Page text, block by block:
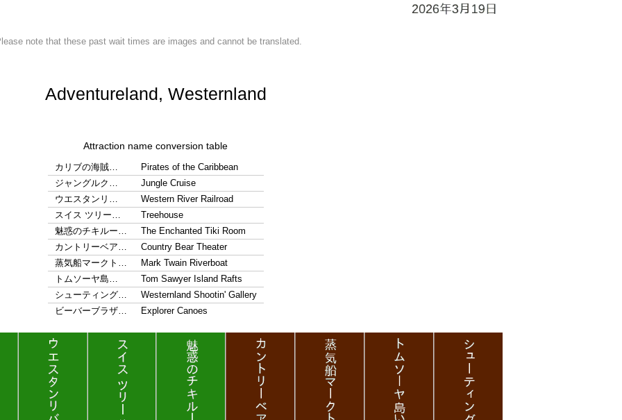
note that these past wait times are images and cannot be translated.
Adventureland, Westernland
Attraction name conversion table
カリブの海賊…
Pirates of the Caribbean
ジャングルク…
Jungle Cruise
ウエスタンリ…
Western River Railroad
スイス ツリー…
Treehouse
魅惑のチキルー…
The Enchanted Tiki Room
カントリーベア…
Country Bear Theater
蒸気船マークト…
Mark Twain Riverboat
トムソーヤ島…
Tom Sawyer Island Rafts
シューティング…
Westernland Shootin' Gallery
ビーバーブラザ…
Explorer Canoes